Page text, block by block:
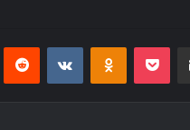
Reddit VKontakte